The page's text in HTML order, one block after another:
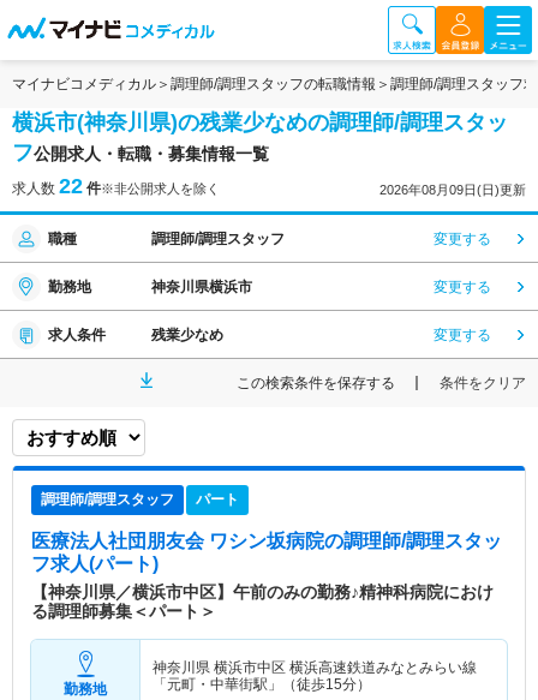
マイナビコメディカル 調理師/調理スタッフの転職情報 調理師/調理スタッフ
横浜市(神奈川県)の残業少なめの調理師/調理スタッ
フ公開求人・転職・募集情報一覧
求人数 22 件※非公開求人を除く 2026年08月09日(日)更新
職種 調理師/調理スタッフ 変更する
勤務地 神奈川県横浜市 変更する
求人条件 残業少なめ 変更する
この検索条件を保存する 条件をクリア
調理師/調理スタッフ パート
医療法人社団朋友会 ワシン坂病院の調理師/調理スタッ
フ求人(パート)
【神奈川県／横浜市中区】午前のみの勤務♪精神科病院におけ
る調理師募集＜パート＞
勤務地
神奈川県 横浜市中区 横浜高速鉄道みなとみらい線
「元町・中華街駅」（徒歩15分）